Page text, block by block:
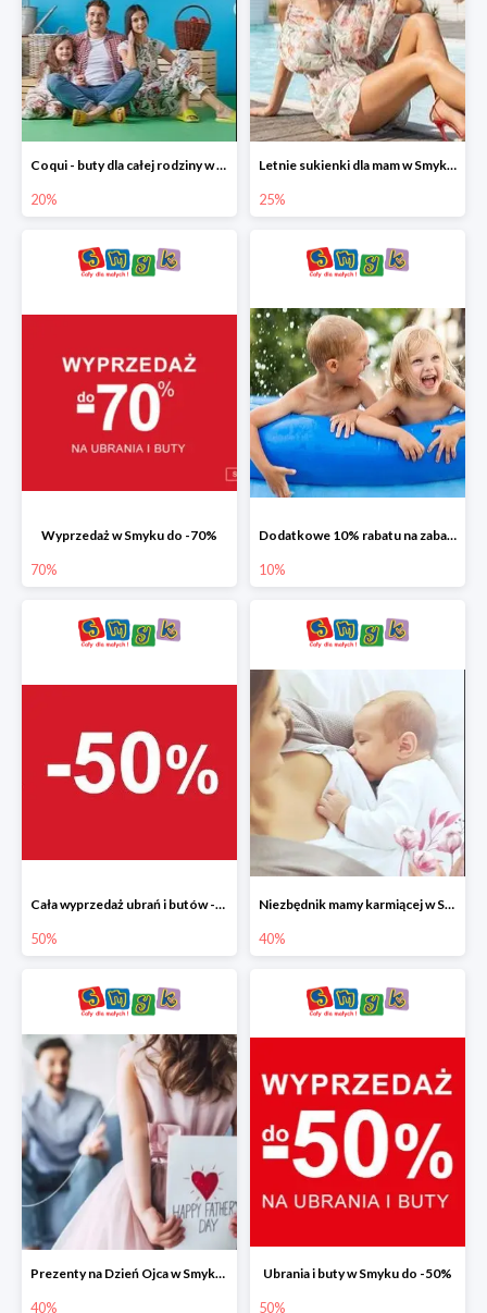
Coqui - buty dla całej rodziny w Smyku do -20%
20%
Letnie sukienki dla mam w Smyku do -25%
25%
Wyprzedaż w Smyku do -70%
70%
Dodatkowe 10% rabatu na zabawki ogrodowe i baseny
10%
Cała wyprzedaż ubrań i butów -50%
50%
Niezbędnik mamy karmiącej w Smyku do -40%
40%
Prezenty na Dzień Ojca w Smyku do -40%
40%
Ubrania i buty w Smyku do -50%
50%